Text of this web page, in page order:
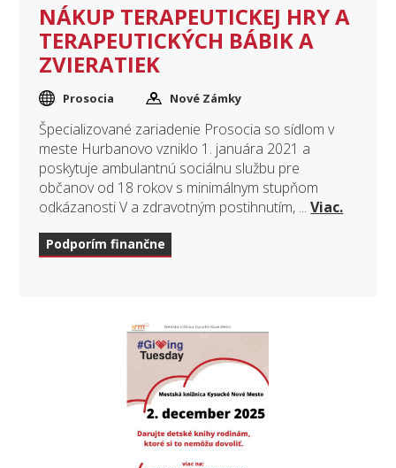
NÁKUP TERAPEUTICKEJ HRY A
TERAPEUTICKÝCH BÁBIK A
ZVIERATIEK
Prosocia Nové Zámky
Špecializované zariadenie Prosocia so sídlom v
meste Hurbanovo vzniklo 1. januára 2021 a
poskytuje ambulantnú sociálnu službu pre
občanov od 18 rokov s minimálnym stupňom
odkázanosti V a zdravotným postihnutím, ...Viac.
Podporím finančne